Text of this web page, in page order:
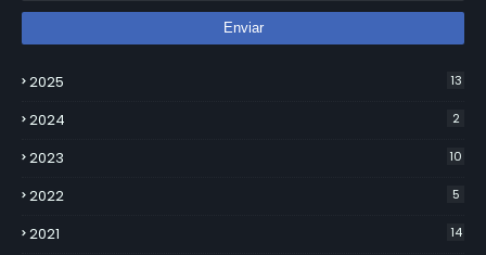
2025 13
2024 2
2023 10
2022 5
2021 14